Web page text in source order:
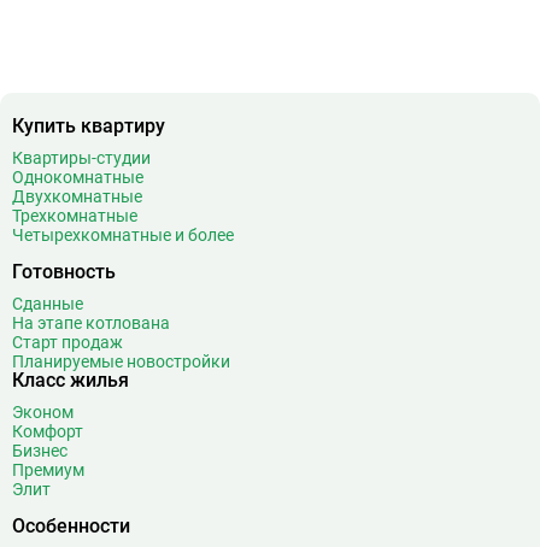
Беговая
Беломорская
Белорусская
Беляево
Бибирево
Библиотека имени Ленина
Битцевский парк
Борисово
Боровицкая
Боровское шоссе
Бульвар Адмирала Ушакова
Бульвар Рокоссовского
Купить квартиру
Квартиры-студии
Однокомнатные
Двухкомнатные
Трехкомнатные
Четырехкомнатные и более
Готовность
Сданные
На этапе котлована
Старт продаж
Планируемые новостройки
Класс жилья
Эконом
Комфорт
Бизнес
Премиум
Элит
Особенности